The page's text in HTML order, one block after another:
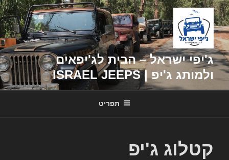
דילוג
לתוכן
ג'יפי ישראל – הבית לג'יפאים
ולמותג ג'יפ | ISRAEL JEEPS
תפריט
קטלוג ג'יפ